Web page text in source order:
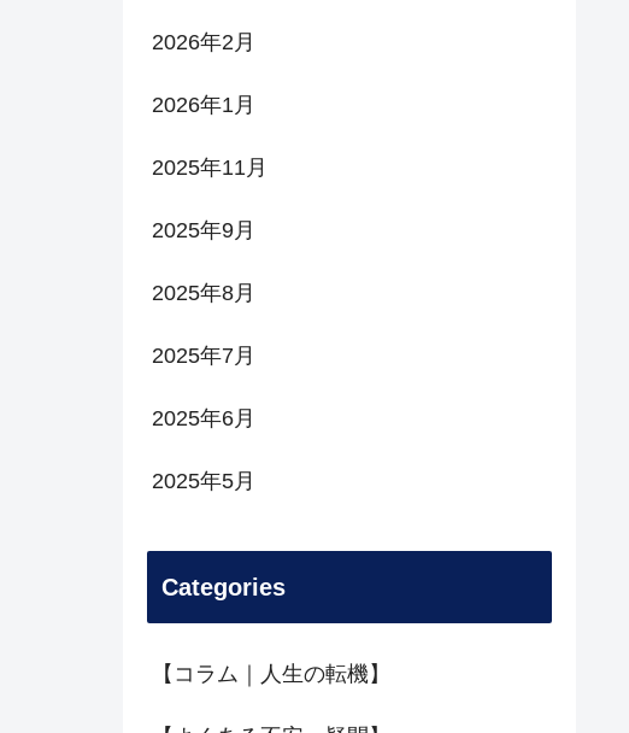
2026年2月
2026年1月
2025年11月
2025年9月
2025年8月
2025年7月
2025年6月
2025年5月
Categories
【コラム｜人生の転機】